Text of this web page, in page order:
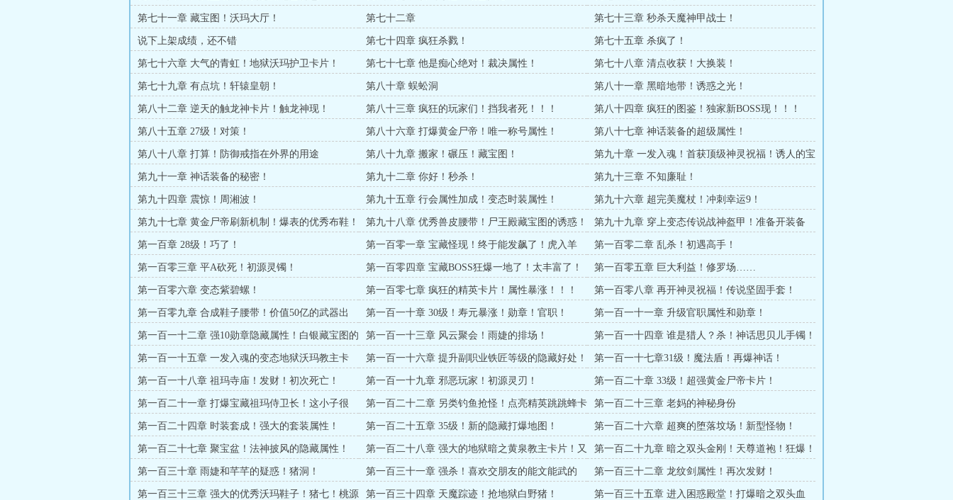
第七十一章 藏宝图！沃玛大厅！ 第七十二章 第七十三章 秒杀天魔神甲战士！
说下上架成绩，还不错 第七十四章 疯狂杀戮！ 第七十五章 杀疯了！
第七十六章 大气的青虹！地狱沃玛护卫卡片！ 第七十七章 他是痴心绝对！裁决属性！ 第七十八章 清点收获！大换装！
第七十九章 有点坑！轩辕皇朝！ 第八十章 蜈蚣洞 第八十一章 黑暗地带！诱惑之光！
第八十二章 逆天的触龙神卡片！触龙神现！ 第八十三章 疯狂的玩家们！挡我者死！！！ 第八十四章 疯狂的图鉴！独家新BOSS现！！！
第八十五章 27级！对策！ 第八十六章 打爆黄金尸帝！唯一称号属性！ 第八十七章 神话装备的超级属性！
第八十八章 打算！防御戒指在外界的用途 第八十九章 搬家！碾压！藏宝图！
第九十章 一发入魂！首获顶级神灵祝福！诱人的宝
藏怪！
第九十一章 神话装备的秘密！ 第九十二章 你好！秒杀！ 第九十三章 不知廉耻！
第九十四章 震惊！周湘波！ 第九十五章 行会属性加成！变态时装属性！ 第九十六章 超完美魔杖！冲刺幸运9！
第九十七章 黄金尸帝刷新机制！爆表的优秀布鞋！ 第九十八章 优秀兽皮腰带！尸王殿藏宝图的诱惑！
第九十九章 穿上变态传说战神盔甲！准备开装备
店！
第一百章 28级！巧了！
第一百零一章 宝藏怪现！终于能发飙了！虎入羊
群！
第一百零二章 乱杀！初遇高手！
第一百零三章 平A砍死！初源灵镯！ 第一百零四章 宝藏BOSS狂爆一地了！太丰富了！ 第一百零五章 巨大利益！修罗场……
第一百零六章 变态紫碧螺！ 第一百零七章 疯狂的精英卡片！属性暴涨！！！ 第一百零八章 再开神灵祝福！传说坚固手套！
第一百零九章 合成鞋子腰带！价值50亿的武器出
世！
第一百一十章 30级！寿元暴涨！勋章！官职！ 第一百一十一章 升级官职属性和勋章！
第一百一十二章 强10勋章隐藏属性！白银藏宝图的
收获！
第一百一十三章 风云聚会！雨婕的排场！ 第一百一十四章 谁是猎人？杀！神话思贝儿手镯！
第一百一十五章 一发入魂的变态地狱沃玛教主卡
片！《六千字三合一大章》
第一百一十六章 提升副职业铁匠等级的隐藏好处！
传说放大镜！
第一百一十七章31级！魔法盾！再爆神话！
第一百一十八章 祖玛寺庙！发财！初次死亡！ 第一百一十九章 邪恶玩家！初源灵刃！ 第一百二十章 33级！超强黄金尸帝卡片！
第一百二十一章 打爆宝藏祖玛侍卫长！这小子很
帅！你觉得怎么样？
第一百二十二章 另类钓鱼抢怪！点亮精英跳跳蜂卡
片！34级！
第一百二十三章 老妈的神秘身份
第一百二十四章 时装套成！强大的套装属性！ 第一百二十五章 35级！新的隐藏打爆地图！ 第一百二十六章 超爽的堕落坟场！新型怪物！
第一百二十七章 聚宝盆！法神披风的隐藏属性！
第一百二十八章 强大的地狱暗之黄泉教主卡片！又
一个隐藏地图！
第一百二十九章 暗之双头金刚！天尊道袍！狂爆！
第一百三十章 雨婕和芊芊的疑惑！猪洞！
第一百三十一章 强杀！喜欢交朋友的能文能武的
斌！
第一百三十二章 龙纹剑属性！再次发财！
第一百三十三章 强大的优秀沃玛鞋子！猪七！桃源
第一百三十四章 天魔踪迹！抢地狱白野猪！
第一百三十五章 进入困惑殿堂！打爆暗之双头血